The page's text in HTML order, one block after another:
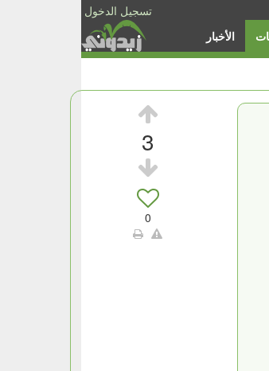
تسجيل الدخول
الأخبار
3
0